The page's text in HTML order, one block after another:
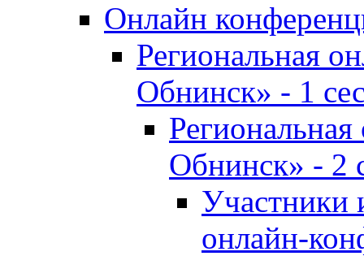
Онлайн
Региональная
Обнинск» - 1
Обнинск» - 2
Участники
онлайн-